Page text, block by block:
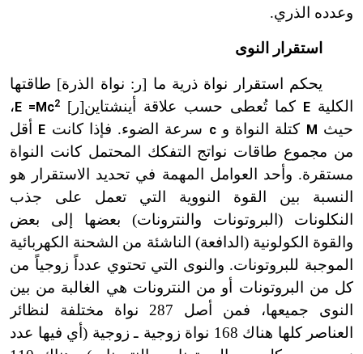
وعدده الذري.
استقرار النوى
يحكم استقرار نواة ذرية ما [ر: نواة الذرة] طاقتها
الكلية E كما تُعطى حسب علاقة أينشتاين[ر] E =Mc2
،
حيث M كتلة النواة وc سرعة الضوء. فإذا كانت E
أقل
من مجموع طاقات نواتج التفكك المحتمل كانت النواة
مستقرة. وأحد العوامل المهمة في تحديد الاستقرار هو
النسبة بين القوة النووية التي تعمل على جذب
النكلونات (البروتونات والنترونات) بعضها إلى بعض
والقوة الكولونية (الدافعة) الناشئة من الشحنة الكهربائية
الموجبة للبروتونات. والنوى التي تحتوي عدداً زوجياً من
كل من البروتونات أو من النترونات هي الغالبة من بين
النوى جميعها، فمن أصل 287 نواة مختلفة لنظائر
العناصر كلها هناك 168 نواة زوجية ـ زوجية (أي فيها عدد